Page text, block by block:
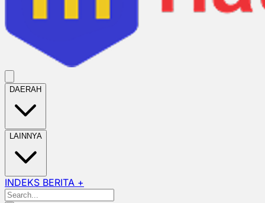
DAERAH
LAINNYA
INDEKS BERITA +